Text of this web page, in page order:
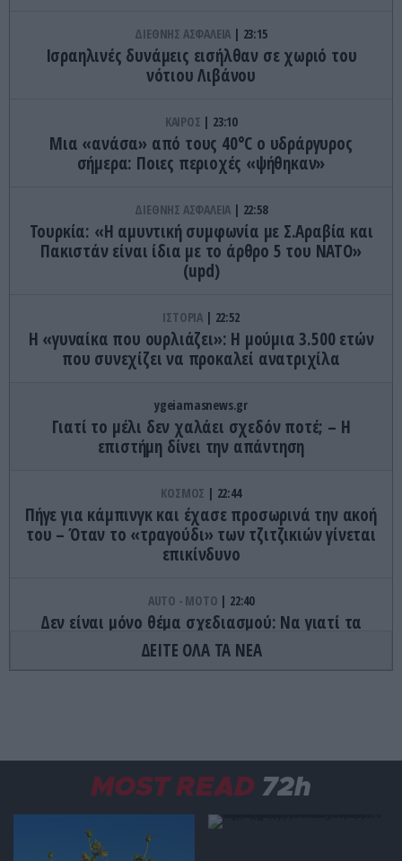
ΔΙΕΘΝΗΣ ΑΣΦΑΛΕΙΑ 23:15
Ισραηλινές δυνάμεις εισήλθαν σε χωριό του
νότιου Λιβάνου
ΚΑΙΡΟΣ 23:10
Μια «ανάσα» από τους 40°C ο υδράργυρος
σήμερα: Ποιες περιοχές «ψήθηκαν»
ΔΙΕΘΝΗΣ ΑΣΦΑΛΕΙΑ 22:58
Τουρκία: «Η αμυντική συμφωνία με Σ.Αραβία και
Πακιστάν είναι ίδια με το άρθρο 5 του ΝΑΤΟ»
(upd)
ΙΣΤΟΡΙΑ 22:52
Η «γυναίκα που ουρλιάζει»: Η μούμια 3.500 ετών
που συνεχίζει να προκαλεί ανατριχίλα
ygeiamasnews.gr
Γιατί το μέλι δεν χαλάει σχεδόν ποτέ; – Η
επιστήμη δίνει την απάντηση
ΚΟΣΜΟΣ 22:44
Πήγε για κάμπινγκ και έχασε προσωρινά την ακοή
του – Όταν το «τραγούδι» των τζιτζικιών γίνεται
επικίνδυνο
AUTO - MOTO 22:40
Δεν είναι μόνο θέμα σχεδιασμού: Να γιατί τα
πίσω φώτα των αυτοκινήτων έχουν κόκκινο
χρώμα
ΔΙΑΤΡΟΦΗ 22:27
Το φρούτο που μπορεί να «ξεγελάσει» τη γλώσσα
και να κάνει τα ξινά… γλυκά
ΔΕΙΤΕ ΟΛΑ ΤΑ ΝΕΑ
MOST READ 72h